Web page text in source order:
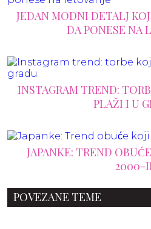
JEDAN MODNI DETALJ
DA PONESE NA
INSTAGRAM TREND:
PLAŽI I U
JAPANKE: TREND
2000-
POVEZANE TEME